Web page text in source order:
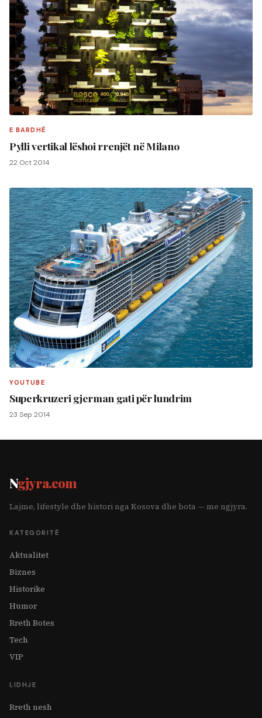
E BARDHË
Pylli vertikal lëshoi rrenjët në Milano
22 Oct 2014
YOUTUBE
Superkruzeri gjerman gati për lundrim
23 Sep 2014
Ngjyra.com
Lajme, lifestyle dhe histori nga Kosova dhe bota — me ngjyra.
KATEGORITË
Aktualitet
Biznes
Historike
Humor
Rreth Botes
Tech
VIP
LIDHJE
Rreth nesh